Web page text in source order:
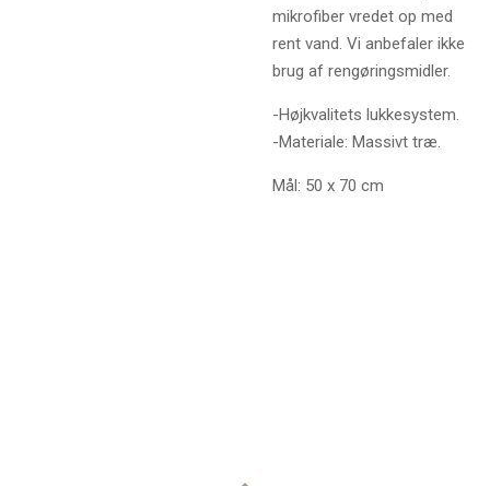
mikrofiber vredet op med
rent vand. Vi anbefaler ikke
brug af rengøringsmidler.
-Højkvalitets lukkesystem.
-Materiale: Massivt træ.
Mål: 50 x 70 cm